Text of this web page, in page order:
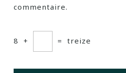
commentaire.
8 + = treize